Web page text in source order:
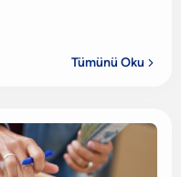
Tümünü Oku 